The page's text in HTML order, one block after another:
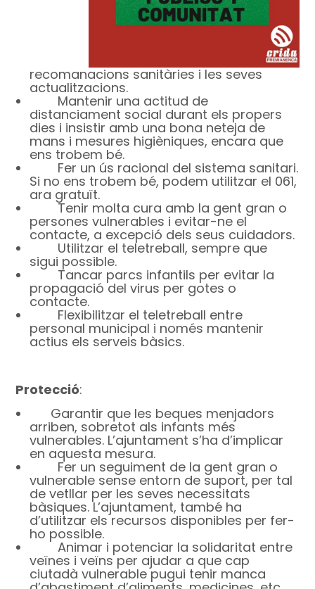
recomanacions sanitàries i les seves
actualitzacions.
Mantenir una actitud de
distanciament social durant els propers
dies i insistir amb una bona neteja de
mans i mesures higièniques, encara que
ens trobem bé.
Fer un ús racional del sistema sanitari.
Si no ens trobem bé, podem utilitzar el 061,
ara gratuït.
Tenir molta cura amb la gent gran o
persones vulnerables i evitar-ne el
contacte, a excepció dels seus cuidadors.
Utilitzar el teletreball, sempre que
sigui possible.
Tancar parcs infantils per evitar la
propagació del virus per gotes o
contacte.
Flexibilitzar el teletreball entre
personal municipal i només mantenir
actius els serveis bàsics.
Protecció:
Garantir que les beques menjadors
arriben, sobretot als infants més
vulnerables. L’ajuntament s’ha d’implicar
en aquesta mesura.
Fer un seguiment de la gent gran o
vulnerable sense entorn de suport, per tal
de vetllar per les seves necessitats
bàsiques. L’ajuntament, també ha
d’utilitzar els recursos disponibles per fer-
ho possible.
Animar i potenciar la solidaritat entre
veïnes i veïns per ajudar a que cap
ciutadà vulnerable pugui tenir manca